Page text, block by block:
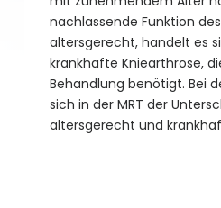
nachlassende Funktion
altersgerecht, handelt es
krankhafte Kniearthrose,
Behandlung benötigt. Bei
sich in der MRT der
altersgerecht und